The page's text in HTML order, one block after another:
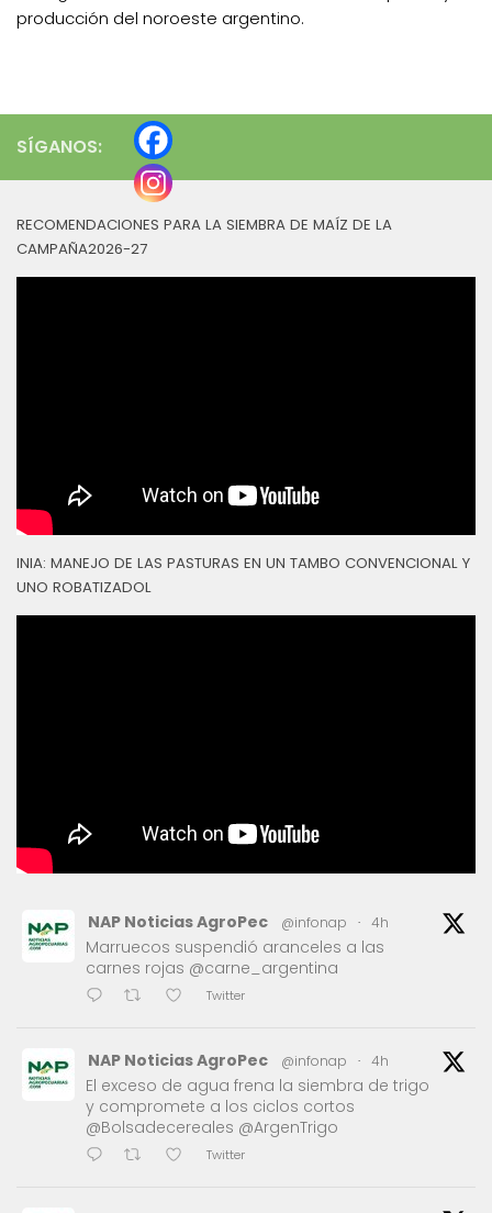
producción del noroeste argentino.
SÍGANOS:
RECOMENDACIONES PARA LA SIEMBRA DE MAÍZ DE LA
CAMPAÑA2026-27
INIA: MANEJO DE LAS PASTURAS EN UN TAMBO CONVENCIONAL Y
UNO ROBATIZADOL
NAP Noticias AgroPec @infonap · 4h
Marruecos suspendió aranceles a las
carnes rojas @carne_argentina
Twitter
NAP Noticias AgroPec @infonap · 4h
El exceso de agua frena la siembra de trigo
y compromete a los ciclos cortos
@Bolsadecereales @ArgenTrigo
Twitter